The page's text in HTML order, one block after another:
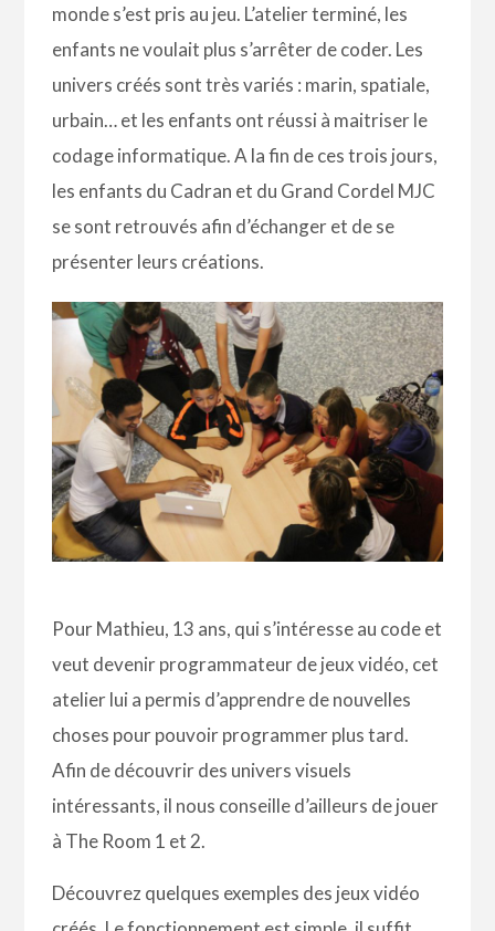
monde s’est pris au jeu. L’atelier terminé, les
enfants ne voulait plus s’arrêter de coder. Les
univers créés sont très variés : marin, spatiale,
urbain… et les enfants ont réussi à maitriser le
codage informatique. A la fin de ces trois jours,
les enfants du Cadran et du Grand Cordel MJC
se sont retrouvés afin d’échanger et de se
présenter leurs créations.
Pour Mathieu, 13 ans, qui s’intéresse au code et
veut devenir programmateur de jeux vidéo, cet
atelier lui a permis d’apprendre de nouvelles
choses pour pouvoir programmer plus tard.
Afin de découvrir des univers visuels
intéressants, il nous conseille d’ailleurs de jouer
à The Room 1 et 2.
Découvrez quelques exemples des jeux vidéo